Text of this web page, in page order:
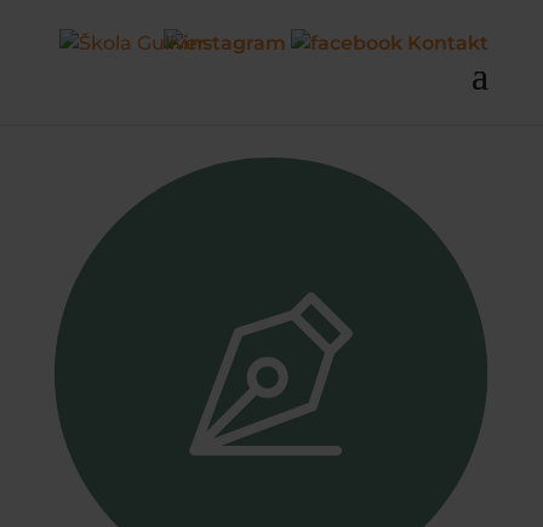
Kontakt